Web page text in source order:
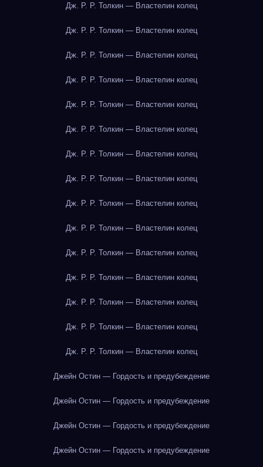
Дж. Р. Р. Толкин — Властелин колец
Дж. Р. Р. Толкин — Властелин колец
Дж. Р. Р. Толкин — Властелин колец
Дж. Р. Р. Толкин — Властелин колец
Дж. Р. Р. Толкин — Властелин колец
Дж. Р. Р. Толкин — Властелин колец
Дж. Р. Р. Толкин — Властелин колец
Дж. Р. Р. Толкин — Властелин колец
Дж. Р. Р. Толкин — Властелин колец
Дж. Р. Р. Толкин — Властелин колец
Дж. Р. Р. Толкин — Властелин колец
Дж. Р. Р. Толкин — Властелин колец
Дж. Р. Р. Толкин — Властелин колец
Дж. Р. Р. Толкин — Властелин колец
Дж. Р. Р. Толкин — Властелин колец
Джейн Остин — Гордость и предубеждение
Джейн Остин — Гордость и предубеждение
Джейн Остин — Гордость и предубеждение
Джейн Остин — Гордость и предубеждение